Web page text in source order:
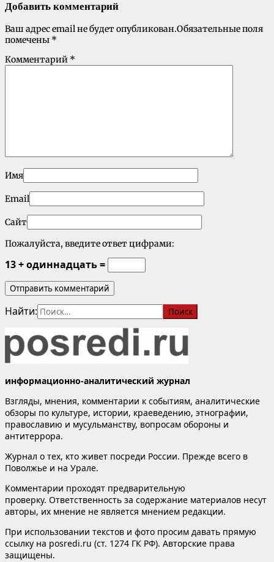
Добавить комментарий
Ваш адрес email не будет опубликован.Обязательные поля
помечены *
Комментарий *
Имя
Email
Сайт
Пожалуйста, введите ответ цифрами:
13 + одиннадцать =
Найти:
информационно-аналитический журнал
Взгляды, мнения, комментарии к событиям, аналитические
обзоры по культуре, истории, краеведению, этнографии,
православию и мусульманству, вопросам обороны и
антитеррора.
Журнал о тех, кто живет посреди России. Прежде всего в
Поволжье и на Урале.
Комментарии проходят предварительную
проверку. Ответственность за содержание материалов несут
авторы, их мнение не является мнением редакции.
При использовании текстов и фото просим давать прямую
ссылку на posredi.ru (ст. 1274 ГК РФ). Авторские права
защищены.